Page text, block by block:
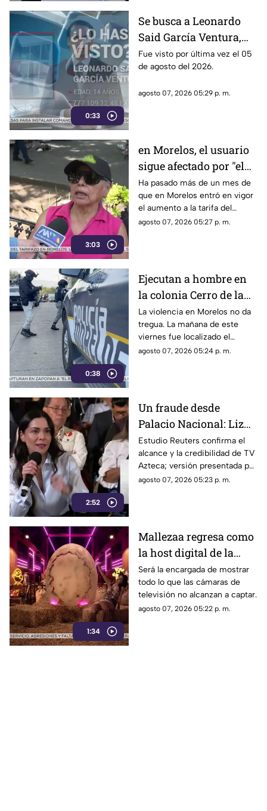
entre ellos Rubén Rocha y
Enrique Inzunza.
0:33
Se busca a Leonardo
Said García Ventura,
desaparecido en
Cuernavaca
Fue visto por última vez el 05
de agosto del 2026.
agosto 07, 2026 05:29 p. m.
3:03
en Morelos, el usuario
sigue afectado por "el
tarifazo"
Ha pasado más de un mes de
que en Morelos entró en vigor
el aumento a la tarifa del
transporte público. Un mes,
al interior de las unidades.
agosto 07, 2026 05:27 p. m.
0:38
Ejecutan a hombre en
la colonia Cerro de la
Corona
La violencia en Morelos no da
tregua. La mañana de este
viernes fue localizado el
cuerpo de un hombre con
agosto 07, 2026 05:24 p. m.
2:52
Un fraude desde
Palacio Nacional: Liz
Vilchis intentó
desvirtuar estudio de
Reuters sobre la
credibilidad de TV
Estudio Reuters confirma el
alcance y la credibilidad de TV
Azteca; versión presentada por
Liz Vilchis fue cuestionada al
agosto 07, 2026 05:23 p. m.
1:34
Mallezaa regresa como
la host digital de la
segunda temporada de
La Granja VIP
Será la encargada de mostrar
todo lo que las cámaras de
televisión no alcanzan a captar.
agosto 07, 2026 05:22 p. m.